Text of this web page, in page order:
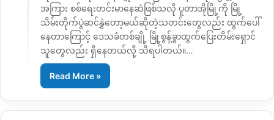
အကြား စစ်ရေးတင်းမာနေဆဲဖြစ်သလို ပူတာအိုမြို့ကို မြို့
သိမ်းတိုက်ပွဲဆင်နွှဲတော့မယ်ဆိုတဲ့သတင်းတွေလည်း ထွက်ပေါ်
နေတာကြောင့် ဒေသခံတစ်ချို့ မြို့စွန့်ခွာထွက်ပြေးတိမ်းရှောင်
သူတွေလည်း ရှိနေတယ်လို့ သိရပါတယ်။…
Read More »